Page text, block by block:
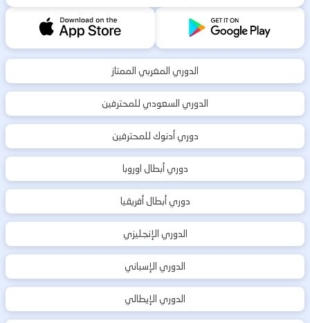
الدوري المغربي الممتاز
الدوري السعودي للمحترفين
دوري أدنوك للمحترفين
دوري أبطال اوروبا
دوري أبطال أفريقيا
الدوري الإنجليزي
الدوري الإسباني
الدوري الإيطالي